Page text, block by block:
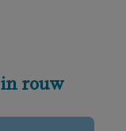
rouw